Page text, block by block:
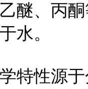
醚、丙
水。
特性源